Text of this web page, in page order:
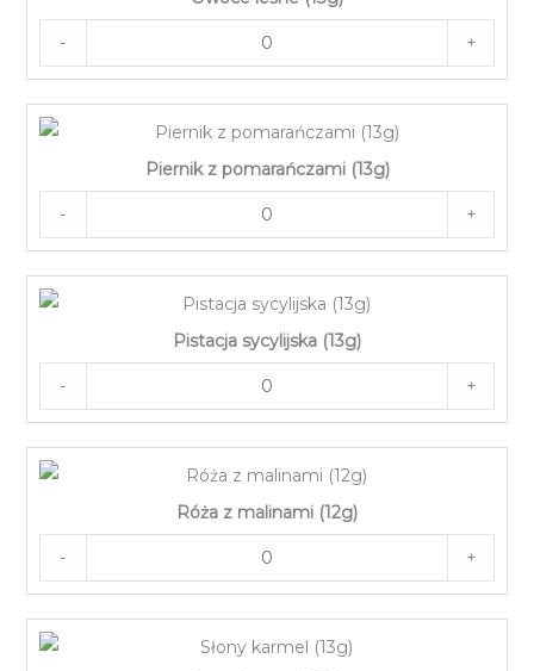
- +
Piernik z pomarańczami (13g)
- +
Pistacja sycylijska (13g)
- +
Róża z malinami (12g)
- +